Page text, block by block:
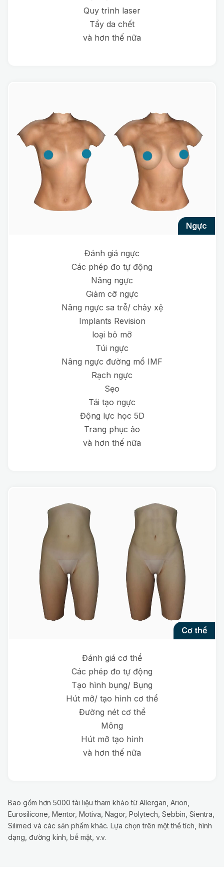
Quy trình laser
Tẩy da chết
và hơn thế nữa
ngực
Đánh giá ngực
Các phép đo tự động
Nâng ngực
Giảm cỡ ngực
Nâng ngực sa trễ/ chảy xệ
Implants Revision
loại bỏ mỡ
Túi ngực
Nâng ngực đường mổ IMF
Rạch ngực
Sẹo
Tái tạo ngực
Động lực học 5D
Trang phục ảo
và hơn thế nữa
cơ thể
Đánh giá cơ thể
Các phép đo tự động
Tạo hình bụng/ Bụng
Hút mỡ/ tạo hình cơ thể
Đường nét cơ thể
Mông
Hút mỡ tạo hình
và hơn thế nữa
Bao gồm hơn 5000 tài liệu tham khảo từ Allergan, Arion,
Eurosilicone, Mentor, Motiva, Nagor, Polytech, Sebbin, Sientra,
Silimed và các sản phẩm khác. Lựa chọn trên một thể tích, hình
dạng, đường kính, bề mặt, v.v.